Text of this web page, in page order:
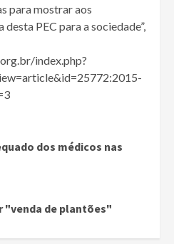
para mostrar aos
PEC para a sociedade”,
index.php?
dos médicos nas
"venda de plantões"